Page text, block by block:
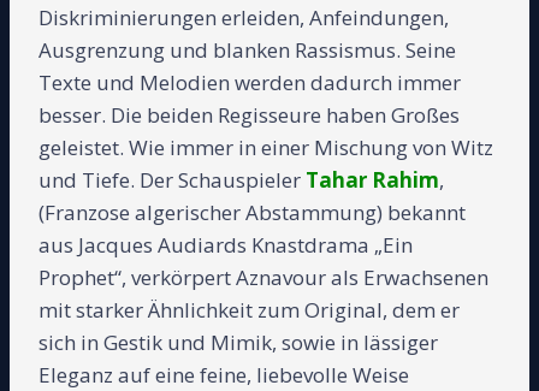
Diskriminierungen erleiden, Anfeindungen,
Ausgrenzung und blanken Rassismus. Seine
Texte und Melodien werden dadurch immer
besser. Die beiden Regisseure haben Großes
geleistet. Wie immer in einer Mischung von Witz
und Tiefe. Der Schauspieler Tahar Rahim,
(Franzose algerischer Abstammung) bekannt
aus Jacques Audiards Knastdrama „Ein
Prophet“, verkörpert Aznavour als Erwachsenen
mit starker Ähnlichkeit zum Original, dem er
sich in Gestik und Mimik, sowie in lässiger
Eleganz auf eine feine, liebevolle Weise